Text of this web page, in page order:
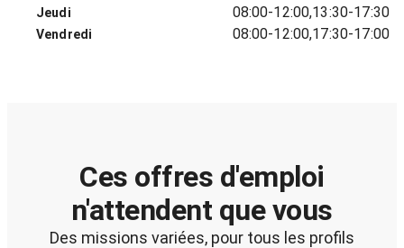
Jeudi 08:00-12:00,13:30-17:30
Vendredi 08:00-12:00,17:30-17:00
Ces offres d'emploi
n'attendent que vous
Des missions variées, pour tous les profils